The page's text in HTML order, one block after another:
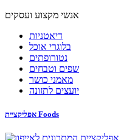
אנשי מקצוע ועסקים
דיאטניות
בלוגרי אוכל
נטורופתים
שפים וטבחים
מאמני כושר
יועצים לתזונה
אפליקציית Foods